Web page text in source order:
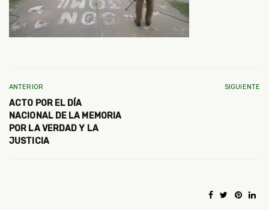
ANTERIOR
ACTO POR EL DÍA
NACIONAL DE LA MEMORIA
POR LA VERDAD Y LA
JUSTICIA
SIGUIENTE